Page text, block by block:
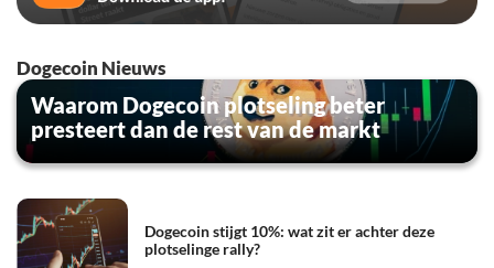
Dogecoin Nieuws
Waarom Dogecoin plotseling beter
presteert dan de rest van de markt
Dogecoin stijgt 10%: wat zit er achter deze
plotselinge rally?